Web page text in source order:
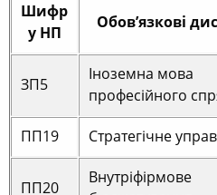
Шифр
у НП
Обов’язкові
ЗП5
Іноземна мова
професійного
ПП19 Стратегічне
ПП20
Внутріфірмове